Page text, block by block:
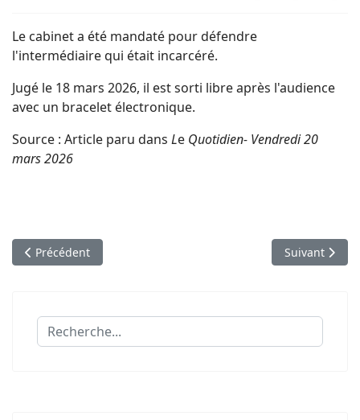
Le cabinet a été mandaté pour défendre
l'intermédiaire qui était incarcéré.
Jugé le 18 mars 2026, il est sorti libre après l'audience
avec un bracelet électronique.
Source : Article paru dans Le Quotidien- Vendredi 20
mars 2026
Article précédent : Accident du travail à Bois-Rouge : les
Précédent Article
Suivant
Rechercher